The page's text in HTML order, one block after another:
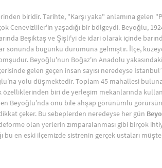
biridir. Tarihte, "Karşı yaka" anlamına gelen
Cenevizliler'in yaşadığı bir bölgeydi. Beyoğlu,
Beşiktaş ve Şişli'yi de idari olarak içinde
sonunda bugünkü durumuna gelmiştir. İlçe,
Beyoğlu'nun Boğaz'ın Anadolu
gelen geçen insan sayısı neredeyse
yolu düşmektedir. Toplam 45 mahallesi
biri de yerleşim mekanlarında
Beyoğlu’nda onu bile ahşap görünümlü
çeker. Bu sebeplerden neredeyse her gün
olan yerlerin zımparalanması gibi birçok
bu en eski ilçemizde sistrenin gerçek ustaları